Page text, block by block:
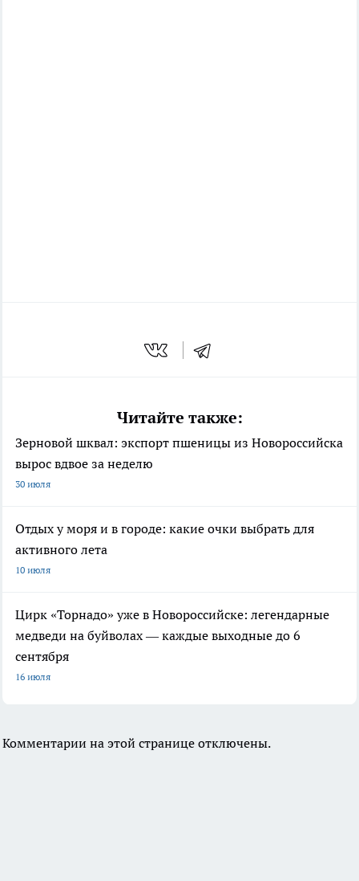
Читайте также:
Зерновой шквал: экспорт пшеницы из Новороссийска
вырос вдвое за неделю
30 июля
Отдых у моря и в городе: какие очки выбрать для
активного лета
10 июля
Цирк «Торнадо» уже в Новороссийске: легендарные
медведи на буйволах — каждые выходные до 6
сентября
16 июля
Комментарии на этой странице отключены.